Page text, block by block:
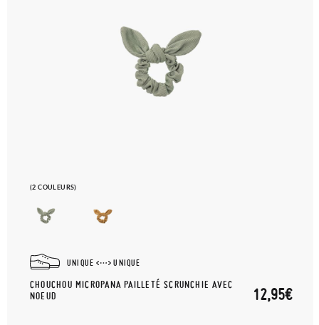
(2 COULEURS)
UNIQUE UNIQUE
CHOUCHOU MICROPANA PAILLETÉ SCRUNCHIE AVEC
NOEUD
12,95€